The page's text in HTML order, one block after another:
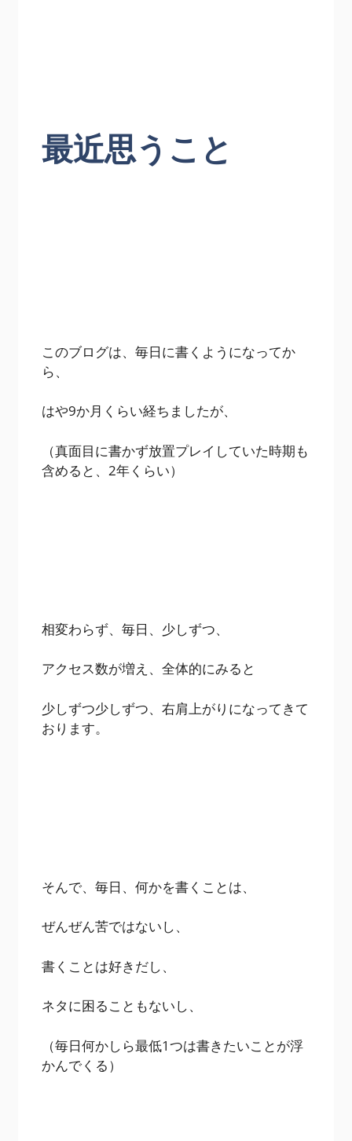
最近思うこと
このブログは、毎日に書くようになってか
ら、
はや9か月くらい経ちましたが、
（真面目に書かず放置プレイしていた時期も
含めると、2年くらい）
相変わらず、毎日、少しずつ、
アクセス数が増え、全体的にみると
少しずつ少しずつ、右肩上がりになってきて
おります。
そんで、毎日、何かを書くことは、
ぜんぜん苦ではないし、
書くことは好きだし、
ネタに困ることもないし、
（毎日何かしら最低1つは書きたいことが浮
かんでくる）